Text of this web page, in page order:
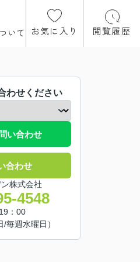
いて お気に入り 閲覧履歴
わせください
い合わせ
合わせ
株式会社
4548
：00
/毎週水曜日）